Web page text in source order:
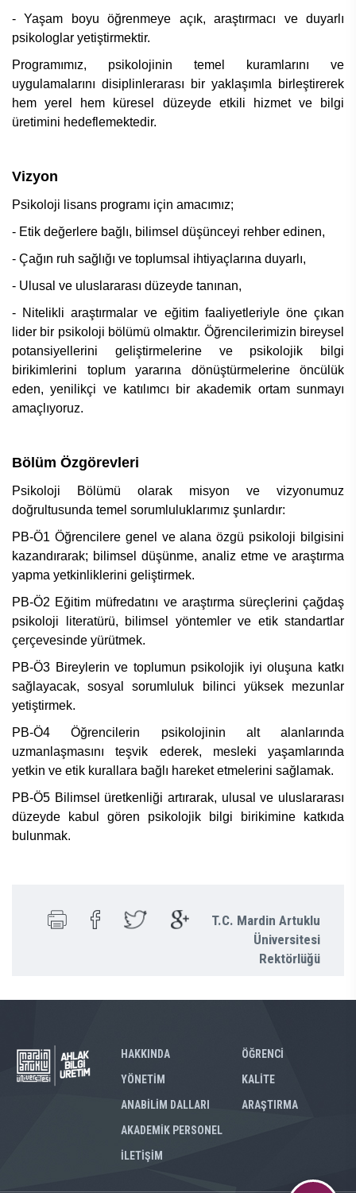
- Yaşam boyu öğrenmeye açık, araştırmacı ve duyarlı
psikologlar yetiştirmektir.
Programımız, psikolojinin temel kuramlarını ve
uygulamalarını disiplinlerarası bir yaklaşımla birleştirerek
hem yerel hem küresel düzeyde etkili hizmet ve bilgi
üretimini hedeflemektedir.
Vizyon
Psikoloji lisans programı için amacımız;
- Etik değerlere bağlı, bilimsel düşünceyi rehber edinen,
- Çağın ruh sağlığı ve toplumsal ihtiyaçlarına duyarlı,
- Ulusal ve uluslararası düzeyde tanınan,
- Nitelikli araştırmalar ve eğitim faaliyetleriyle öne çıkan
lider bir psikoloji bölümü olmaktır. Öğrencilerimizin bireysel
potansiyellerini geliştirmelerine ve psikolojik bilgi
birikimlerini toplum yararına dönüştürmelerine öncülük
eden, yenilikçi ve katılımcı bir akademik ortam sunmayı
amaçlıyoruz.
Bölüm Özgörevleri
Psikoloji Bölümü olarak misyon ve vizyonumuz
doğrultusunda temel sorumluluklarımız şunlardır:
PB-Ö1 Öğrencilere genel ve alana özgü psikoloji bilgisini
kazandırarak; bilimsel düşünme, analiz etme ve araştırma
yapma yetkinliklerini geliştirmek.
PB-Ö2 Eğitim müfredatını ve araştırma süreçlerini çağdaş
psikoloji literatürü, bilimsel yöntemler ve etik standartlar
çerçevesinde yürütmek.
PB-Ö3 Bireylerin ve toplumun psikolojik iyi oluşuna katkı
sağlayacak, sosyal sorumluluk bilinci yüksek mezunlar
yetiştirmek.
PB-Ö4 Öğrencilerin psikolojinin alt alanlarında
uzmanlaşmasını teşvik ederek, mesleki yaşamlarında
yetkin ve etik kurallara bağlı hareket etmelerini sağlamak.
PB-Ö5 Bilimsel üretkenliği artırarak, ulusal ve uluslararası
düzeyde kabul gören psikolojik bilgi birikimine katkıda
bulunmak.
T.C. Mardin Artuklu
Üniversitesi
Rektörlüğü
HAKKINDA
YÖNETİM
ANABİLİM DALLARI
ÖĞRENCİ
KALİTE
ARAŞTIRMA
AKADEMİK PERSONEL
İLETİŞİM